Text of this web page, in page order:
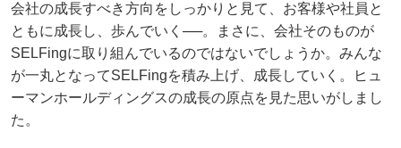
会社の成長すべき方向をしっかりと見て、お客様や社員と
ともに成長し、歩んでいく──。まさに、会社そのものが
SELFingに取り組んでいるのではないでしょうか。みんな
が一丸となってSELFingを積み上げ、成長していく。ヒュ
ーマンホールディングスの成長の原点を見た思いがしまし
た。